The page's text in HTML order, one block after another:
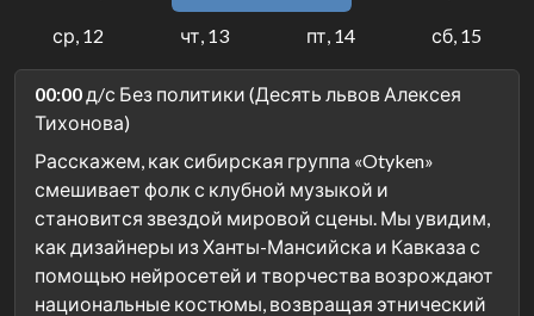
ср, 12 чт, 13 пт, 14 сб, 15
00:00д/с Без политики (Десять львов Алексея
Тихонова)
Расскажем, как сибирская группа «Otyken»
смешивает фолк с клубной музыкой и
становится звездой мировой сцены. Мы увидим,
как дизайнеры из Ханты-Мансийска и Кавказа с
помощью нейросетей и творчества возрождают
национальные костюмы, возвращая этнический